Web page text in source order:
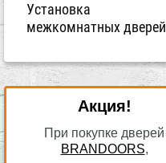
Установка
межкомнатных дверей
Акция!
При покупке дверей
BRANDOORS,